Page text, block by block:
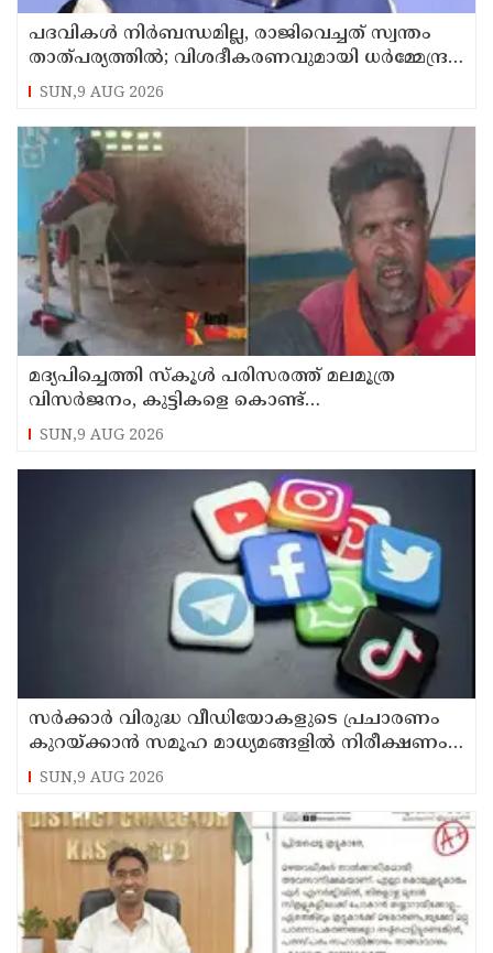
പദവികള്‍ നിര്‍ബന്ധമില്ല, രാജിവെച്ചത് സ്വന്തം
താത്പര്യത്തില്‍; വിശദീകരണവുമായി ധര്‍മ്മേന്ദ്ര
പ്രധാന്‍
SUN,9 AUG 2026
മദ്യപിച്ചെത്തി സ്‌കൂള്‍ പരിസരത്ത് മലമൂത്ര
വിസര്‍ജനം, കുട്ടികളെ കൊണ്ട്
വൃത്തിയാക്കിക്കും; പ്രധാനാധ്യാപകന്‍ പിടിയില്‍
SUN,9 AUG 2026
സര്‍ക്കാര്‍ വിരുദ്ധ വീഡിയോകളുടെ പ്രചാരണം
കുറയ്ക്കാന്‍ സമൂഹ മാധ്യമങ്ങളില്‍ നിരീക്ഷണം
ശക്തമാക്കി കേന്ദ്രം
SUN,9 AUG 2026